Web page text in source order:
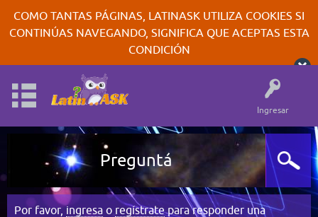
COMO TANTAS PÁGINAS, LATINASK UTILIZA COOKIES SI
CONTINÚAS NAVEGANDO, SIGNIFICA QUE ACEPTAS ESTA
CONDICIÓN
Ingresar
Preguntá
Por favor,ingresa o regístratepara responder una